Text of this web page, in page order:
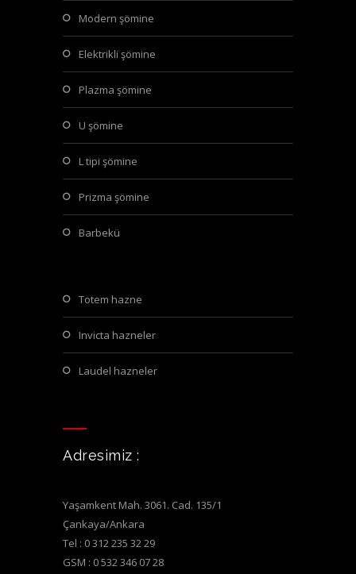
modern şömine
elektrikli şömine
plazma şömine
u şömine
l tipi şömine
prizma şömine
barbekü
totem hazne
invicta hazneler
laudel hazneler
Adresimiz :
Yaşamkent Mah. 3061. Cad. 135/1
Çankaya/Ankara
Tel : 0 312 235 32 29
GSM : 0 532 346 07 28